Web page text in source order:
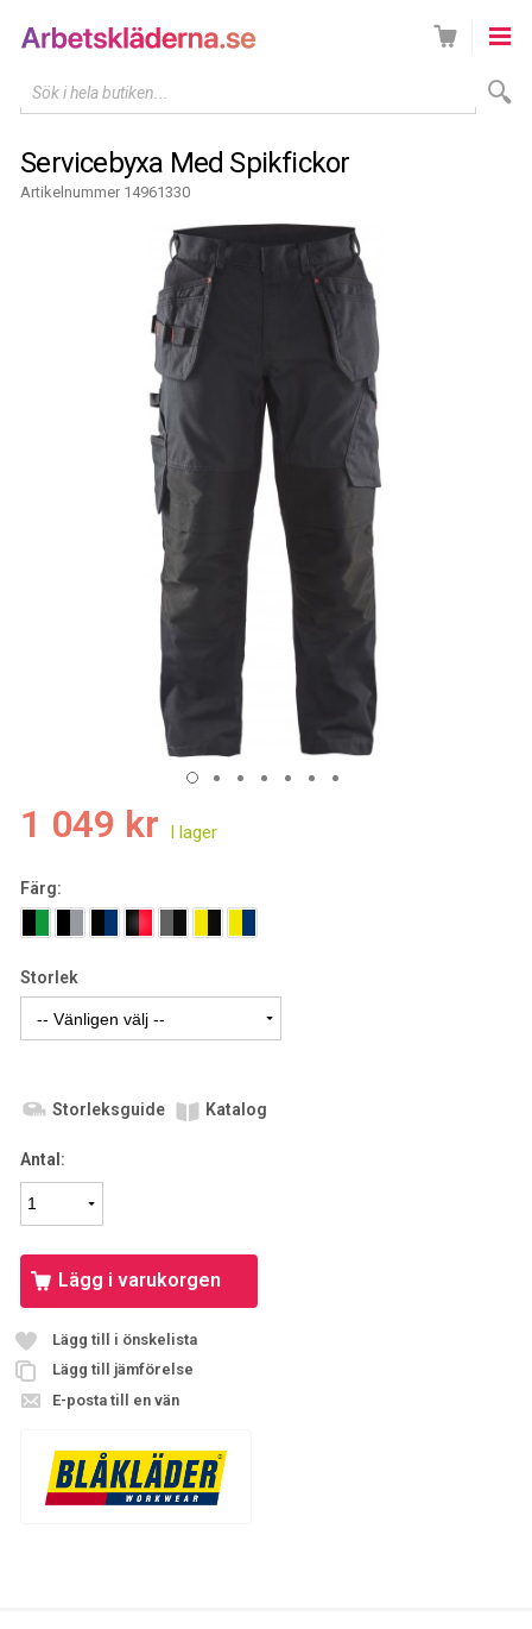
Sök i hela butiken...
Servicebyxa Med Spikfickor
Artikelnummer 14961330
1 049 kr
Färg:
Storlek
Storleksguide Katalog
Antal:
Lägg i varukorgen
Lägg till i önskelista
Lägg till jämförelse
E-posta till en vän